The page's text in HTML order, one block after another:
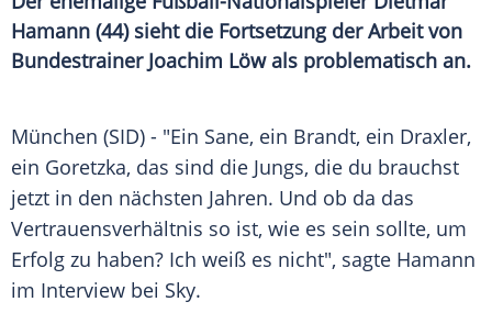
Hamann (44) sieht die Fortsetzung der Arbeit von
Bundestrainer Joachim Löw als problematisch an.
München (SID) - "Ein Sane, ein Brandt, ein Draxler,
ein Goretzka, das sind die Jungs, die du brauchst
jetzt in den nächsten Jahren. Und ob da das
Vertrauensverhältnis so ist, wie es sein sollte, um
Erfolg zu haben? Ich weiß es nicht", sagte Hamann
im Interview bei Sky.